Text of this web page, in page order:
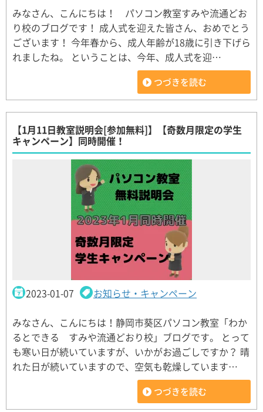
みなさん、こんにちは！ パソコン教室すみや流通どお
り校のブログです！ 成人式を迎えた皆さん、おめでとう
ございます！ 今年春から、成人年齢が18歳に引き下げら
れましたね。 ということは、今年、成人式を迎…
つづきを読む
【1月11日教室説明会[参加無料]】【奇数月限定の学生
キャンペーン】同時開催！
2023-01-07 お知らせ・キャンペーン
みなさん、こんにちは！静岡市葵区パソコン教室「わか
るとできる すみや流通どおり校」ブログです。 とって
も寒い日が続いていますが、いかがお過ごしですか？ 晴
れた日が続いていますので、空気も乾燥しています…
つづきを読む